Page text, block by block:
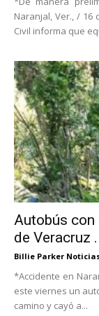
Naranjal, Ver., / 16
Civil informa que
Autobús
de Veracruz .
Billie Parker
*Accidente en
este viernes un
camino y cayó a...